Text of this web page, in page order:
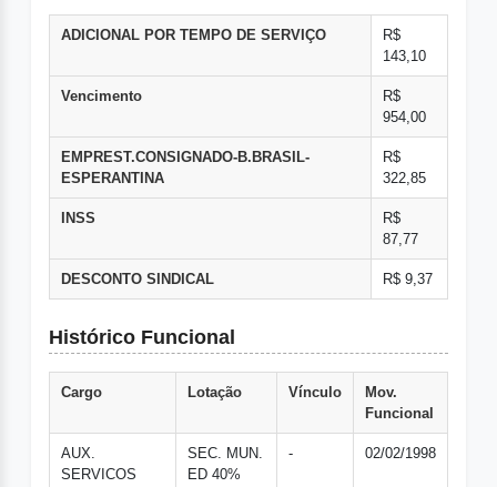
ADICIONAL POR TEMPO DE SERVIÇO
R$
143,10
Vencimento
R$
954,00
EMPREST.CONSIGNADO-B.BRASIL-
ESPERANTINA
R$
322,85
INSS
R$
87,77
DESCONTO SINDICAL R$ 9,37
Histórico Funcional
Cargo Lotação Vínculo
Mov.
Funcional
AUX.
SERVICOS
SEC. MUN.
ED 40%
- 02/02/1998